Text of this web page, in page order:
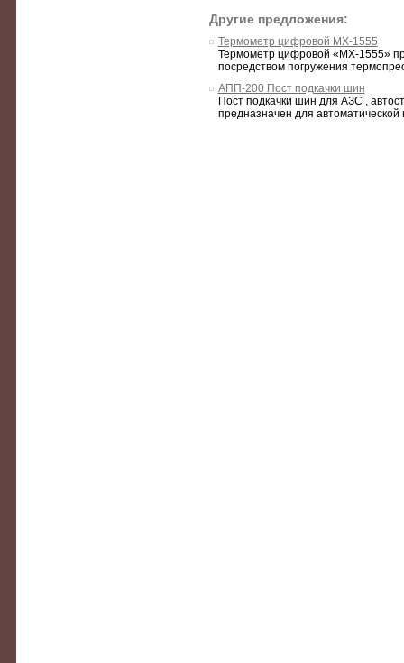
Другие предложения:
Термометр цифровой МХ-1555
Термометр цифровой «МХ-1555»
посредством погружения
АПП-200 Пост подкачки шин
Пост подкачки шин для АЗС ,
предназначен для